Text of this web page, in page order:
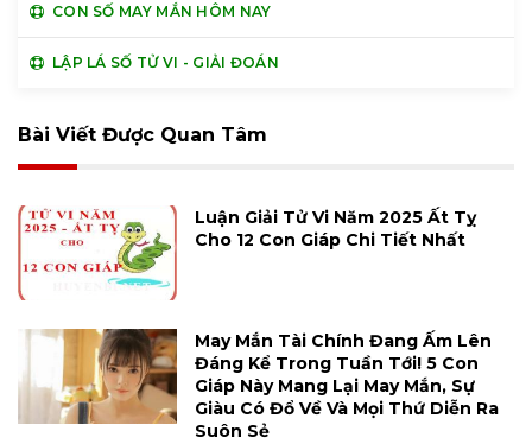
CON SỐ MAY MẮN HÔM NAY
LẬP LÁ SỐ TỬ VI - GIẢI ĐOÁN
Bài Viết Được Quan Tâm
Luận Giải Tử Vi Năm 2025 Ất Tỵ
Cho 12 Con Giáp Chi Tiết Nhất
May Mắn Tài Chính Đang Ấm Lên
Đáng Kể Trong Tuần Tới! 5 Con
Giáp Này Mang Lại May Mắn, Sự
Giàu Có Đổ Về Và Mọi Thứ Diễn Ra
Suôn Sẻ